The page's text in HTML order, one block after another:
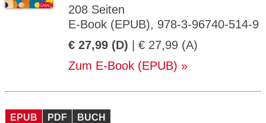
208 Seiten
E-Book (EPUB), 978-3-96740-514-9
€ 27,99 (D) | € 27,99 (A)
Zum E-Book (EPUB)
EPUB PDF BUCH